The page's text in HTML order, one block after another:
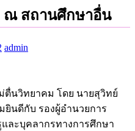
ณ สถานศึกษาอื่น
admin
ตื่นวิทยาคม โดย นายสุวิทย์
ยินดีกับ รองผู้อำนวยการ
และบุคลากรทางการศึกษา